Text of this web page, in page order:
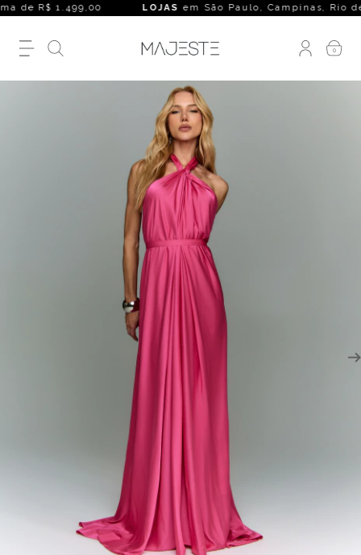
de R$ 1.499,00 LOJASem São Paulo, Campinas, Rio de
0